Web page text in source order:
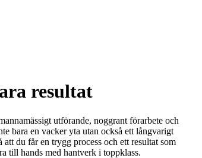
resultat
utförande, noggrant förarbete och
bara en vacker yta utan också ett långvarigt
du får en trygg process och ett resultat som
till hands med hantverk i toppklass.